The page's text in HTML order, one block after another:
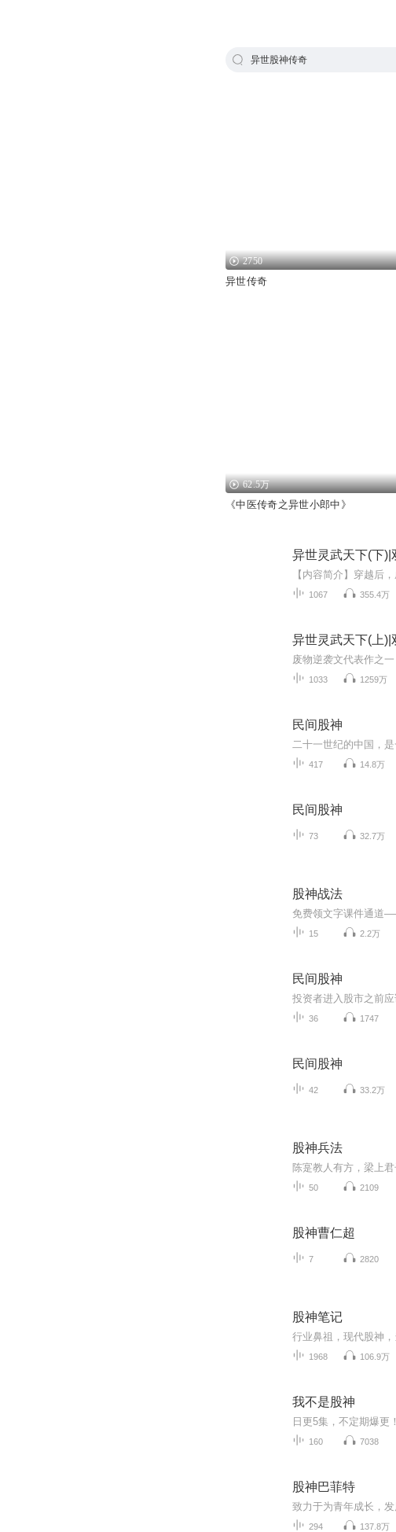
异世股神传奇
2750
异世传奇
62.5万
《中医传奇之异世小郎中》
异世灵武天下(下)|
1067 355.4万
异世灵武天下(上)|
1033 1259万
民间股神
417 14.8万
民间股神
73 32.7万
股神战法
免费领文字课件通道
15 2.2万
民间股神
36 1747
民间股神
42 33.2万
股神兵法
陈寔教人有方，梁上
50 2109
股神曹仁超
7 2820
股神笔记
行业鼻祖，现代股神
1968 106.9万
我不是股神
160 7038
股神巴菲特
294 137.8万